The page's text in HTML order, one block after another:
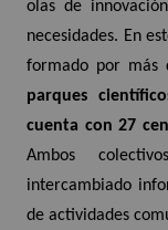
olas de
necesidades. En
formado por más
parques
cuenta con 27
Ambos
intercambiado
de actividades